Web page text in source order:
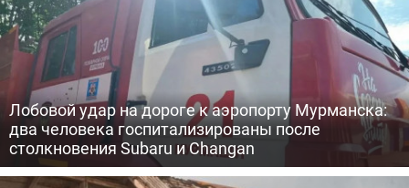
Лобовой удар на дороге к аэропорту Мурманска:
два человека госпитализированы после
столкновения Subaru и Changan